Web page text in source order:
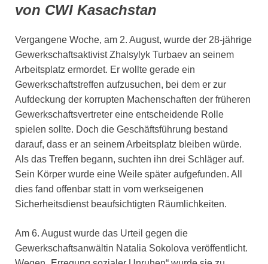
von CWI Kasachstan
Vergangene Woche, am 2. August, wurde der 28-jährige
Gewerkschaftsaktivist Zhalsylyk Turbaev an seinem
Arbeitsplatz ermordet. Er wollte gerade ein
Gewerkschaftstreffen aufzusuchen, bei dem er zur
Aufdeckung der korrupten Machenschaften der früheren
Gewerkschaftsvertreter eine entscheidende Rolle
spielen sollte. Doch die Geschäftsführung bestand
darauf, dass er an seinem Arbeitsplatz bleiben würde.
Als das Treffen begann, suchten ihn drei Schläger auf.
Sein Körper wurde eine Weile später aufgefunden. All
dies fand offenbar statt in vom werkseigenen
Sicherheitsdienst beaufsichtigten Räumlichkeiten.
Am 6. August wurde das Urteil gegen die
Gewerkschaftsanwältin Natalia Sokolova veröffentlicht.